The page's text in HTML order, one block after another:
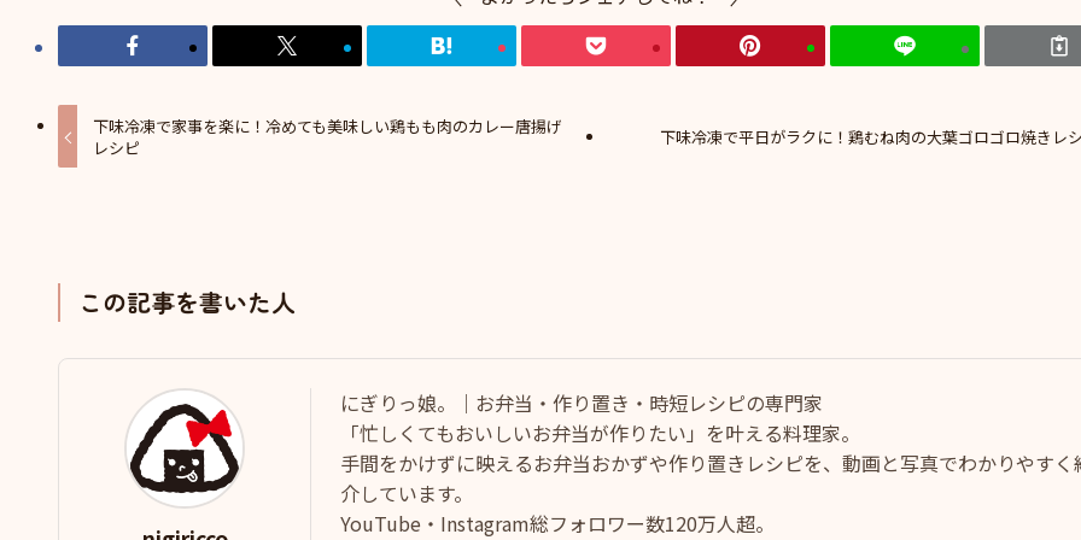
下味冷凍で家事を楽に！冷めても美味しい鶏もも肉のカレー唐揚げ
レシピ
下味冷凍で平日がラクに！鶏むね肉の大葉ゴロゴロ焼きレ
この記事を書いた人
にぎりっ娘。｜お弁当・作り置き・時短レシピの専門家
「忙しくてもおいしいお弁当が作りたい」を叶える料理家。
手間をかけずに映えるお弁当おかずや作り置きレシピを、動画と写真でわかりやすく
介しています。
YouTube・Instagram総フォロワー数120万人超。